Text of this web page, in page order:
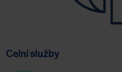
Celní služby